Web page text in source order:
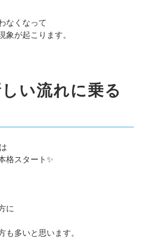
なくなって
象が起こります。
い流れに乗る
格スタート✨
に
も多いと思います。